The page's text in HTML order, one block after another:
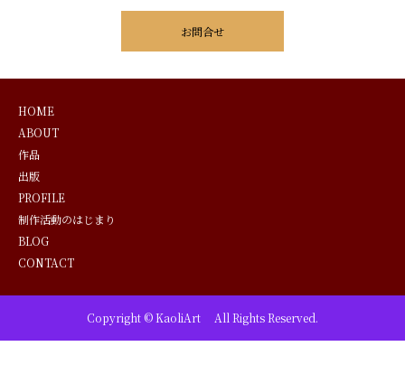
お問合せ
HOME
ABOUT
作品
出版
PROFILE
制作活動のはじまり
BLOG
CONTACT
Copyright © KaoliArt All Rights Reserved.